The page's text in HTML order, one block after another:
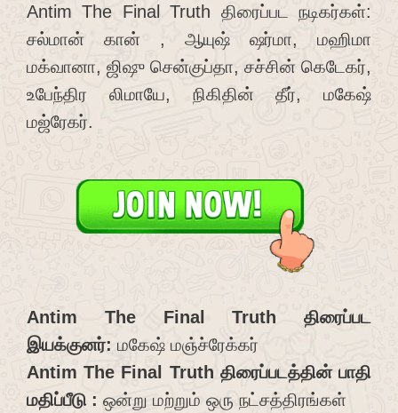
Antim The Final Truth திரைப்பட நடிகர்கள்:
சல்மான் கான் , ஆயுஷ் ஷர்மா, மஹிமா
மக்வானா, ஜிஷு சென்குப்தா, சச்சின் கெடேகர்,
உபேந்திர லிமாயே, நிகிதின் தீர், மகேஷ்
மஜ்ரேகர்.
Antim The Final Truth திரைப்பட
இயக்குனர்: மகேஷ் மஞ்ச்ரேக்கர்
Antim The Final Truth திரைப்படத்தின் பாதி
மதிப்பீடு : ஒன்று மற்றும் ஒரு நட்சத்திரங்கள்